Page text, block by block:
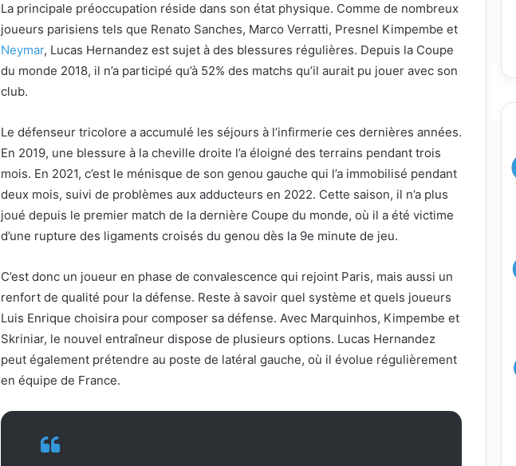
La principale préoccupation réside dans son état physique. Comme de nombreux
joueurs parisiens tels que Renato Sanches, Marco Verratti, Presnel Kimpembe et
Neymar, Lucas Hernandez est sujet à des blessures régulières. Depuis la Coupe
du monde 2018, il n’a participé qu’à 52% des matchs qu’il aurait pu jouer avec son
club.
Le défenseur tricolore a accumulé les séjours à l’infirmerie ces dernières années.
En 2019, une blessure à la cheville droite l’a éloigné des terrains pendant trois
mois. En 2021, c’est le ménisque de son genou gauche qui l’a immobilisé pendant
deux mois, suivi de problèmes aux adducteurs en 2022. Cette saison, il n’a plus
joué depuis le premier match de la dernière Coupe du monde, où il a été victime
d’une rupture des ligaments croisés du genou dès la 9e minute de jeu.
C’est donc un joueur en phase de convalescence qui rejoint Paris, mais aussi un
renfort de qualité pour la défense. Reste à savoir quel système et quels joueurs
Luis Enrique choisira pour composer sa défense. Avec Marquinhos, Kimpembe et
Skriniar, le nouvel entraîneur dispose de plusieurs options. Lucas Hernandez
peut également prétendre au poste de latéral gauche, où il évolue régulièrement
en équipe de France.